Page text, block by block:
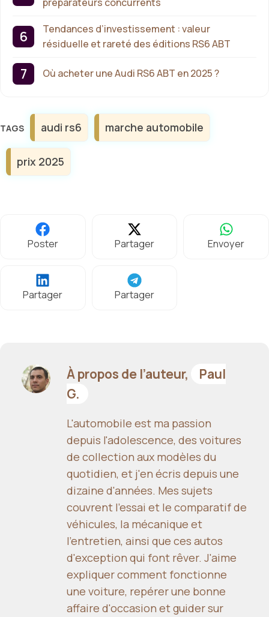
Tendances d’investissement : valeur
résiduelle et rareté des éditions RS6 ABT
Où acheter une Audi RS6 ABT en 2025 ?
Étiquettes
audi rs6 marche automobile
prix 2025
Poster Partager Envoyer
Partager Partager
À propos de l’auteur,
Paul
G.
L'automobile est ma passion
depuis l'adolescence, des voitures
de collection aux modèles du
quotidien, et j'en écris depuis une
dizaine d'années. Mes sujets
couvrent l'essai et le comparatif de
véhicules, la mécanique et
l'entretien, ainsi que ces autos
d'exception qui font rêver. J'aime
expliquer comment fonctionne
une voiture, repérer une bonne
affaire d'occasion et guider sur